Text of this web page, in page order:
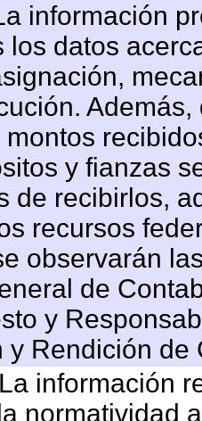
información
los datos
y fianzas
de recibirlos,
recursos
observarán
de
y
y Rendición
información
normatividad